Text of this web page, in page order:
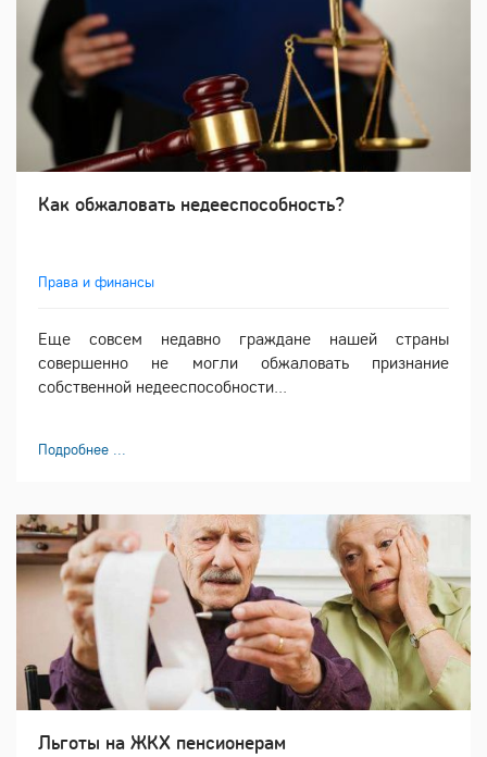
Как обжаловать недееспособность?
Права и финансы
Еще совсем недавно граждане нашей страны
совершенно не могли обжаловать признание
собственной недееспособности...
Подробнее ...
Льготы на ЖКХ пенсионерам